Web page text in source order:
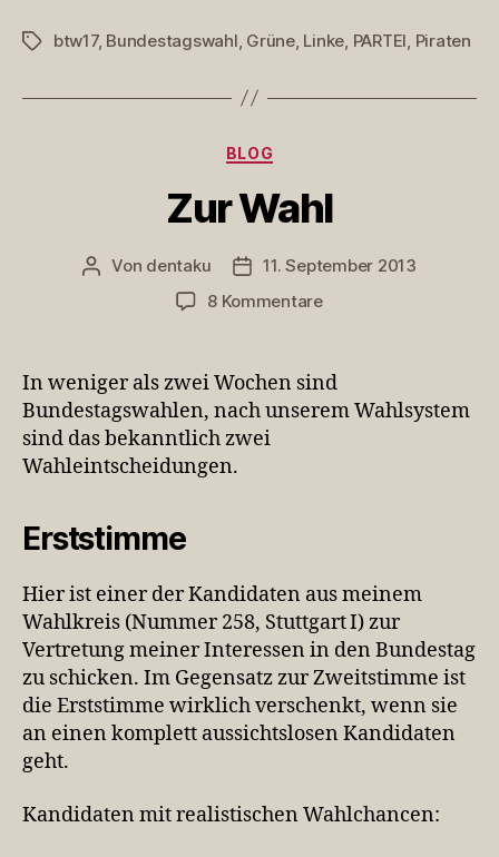
Schlagwörter
btw17, Bundestagswahl Grüne, Linke PARTEI Piraten
Kategorien
BLOG
Zur Wahl
Beitragsautor
Von dentaku Veröffentlichungsdatum
11. September 2013
8 Kommentarezu
In weniger als zwei Wochen sind
Bundestagswahlen, nach unserem Wahlsystem
sind das bekanntlich zwei
Wahleintscheidungen.
Erststimme
Hier ist einer der Kandidaten aus meinem
Wahlkreis (Nummer 258, Stuttgart I) zur
Vertretung meiner Interessen in den Bundestag
zu schicken. Im Gegensatz zur Zweitstimme ist
die Erststimme wirklich verschenkt, wenn sie
an einen komplett aussichtslosen Kandidaten
geht.
Kandidaten mit realistischen Wahlchancen: